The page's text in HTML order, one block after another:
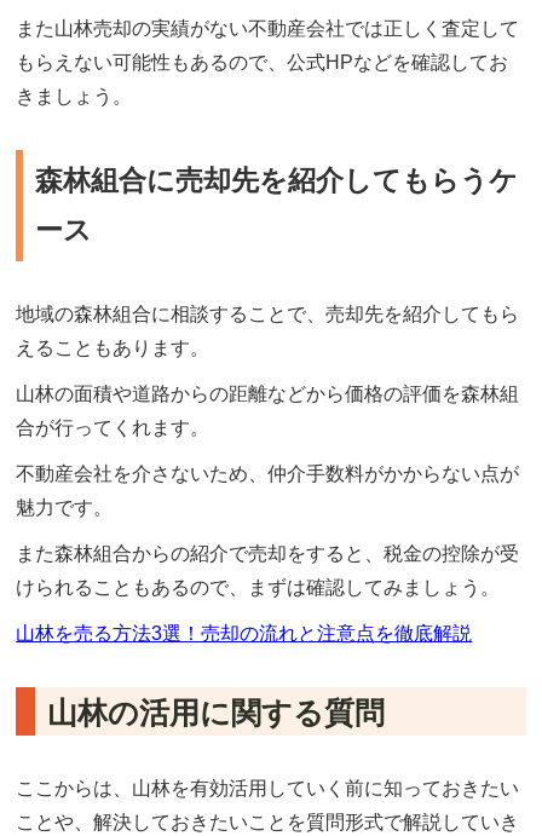
また山林売却の実績がない不動産会社では正しく査定して
もらえない可能性もあるので、公式HPなどを確認してお
きましょう。
森林組合に売却先を紹介してもらうケ
ース
地域の森林組合に相談することで、売却先を紹介してもら
えることもあります。
山林の面積や道路からの距離などから価格の評価を森林組
合が行ってくれます。
不動産会社を介さないため、仲介手数料がかからない点が
魅力です。
また森林組合からの紹介で売却をすると、税金の控除が受
けられることもあるので、まずは確認してみましょう。
山林を売る方法3選！売却の流れと注意点を徹底解説
山林の活用に関する質問
ここからは、山林を有効活用していく前に知っておきたい
ことや、解決しておきたいことを質問形式で解説していき